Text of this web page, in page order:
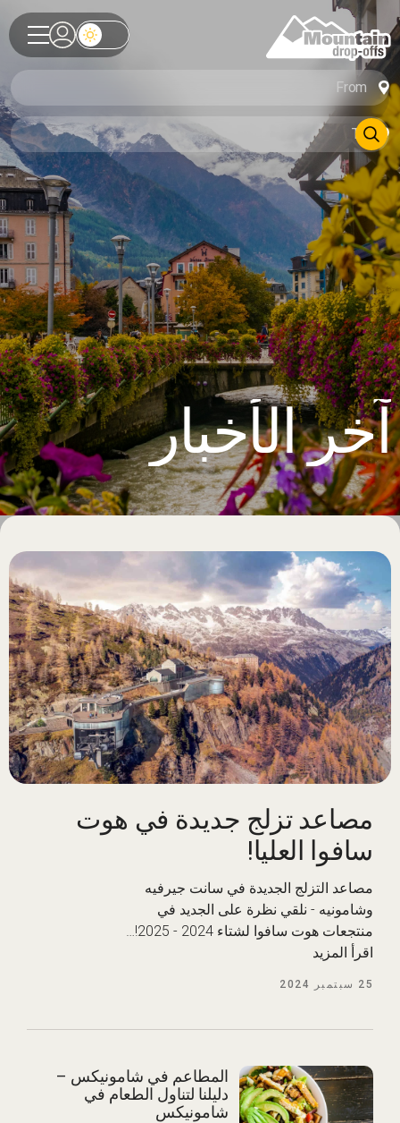
آخر الأخبار
مصاعد تزلج جديدة في هوت
سافوا العليا!
مصاعد التزلج الجديدة في سانت جيرفيه
وشامونيه - نلقي نظرة على الجديد في
منتجعات هوت سافوا لشتاء 2024 - 2025!…
اقرأ المزيد
25 سبتمبر 2024
المطاعم في شامونيكس –
دليلنا لتناول الطعام في
شامونيكس